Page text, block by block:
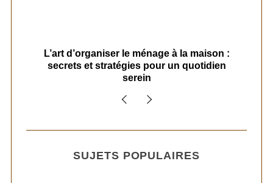
L’art d’organiser le ménage à la maison :
secrets et stratégies pour un quotidien
serein
SUJETS POPULAIRES